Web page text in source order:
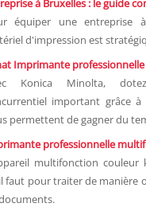
à Bruxelles : le guide
équiper une entreprise
d'impression est
Imprimante professionnelle
Konica Minolta,
important grâce
permettent de gagner du
professionnelle
multifonction
faut pour traiter de manière